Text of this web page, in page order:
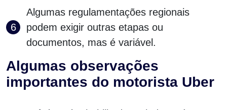
Algumas regulamentações regionais
podem exigir outras etapas ou
documentos, mas é variável.
Algumas observações
importantes do motorista Uber